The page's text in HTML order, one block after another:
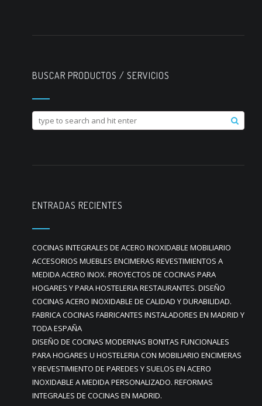
BUSCAR PRODUCTOS / SERVICIOS
ENTRADAS RECIENTES
COCINAS INTEGRALES DE ACERO INOXIDABLE MOBILIARIO
ACCESORIOS MUEBLES ENCIMERAS REVESTIMIENTOS A
MEDIDA ACERO INOX. PROYECTOS DE COCINAS PARA
HOGARES Y PARA HOSTELERIA RESTAURANTES. DISEÑO
COCINAS ACERO INOXIDABLE DE CALIDAD Y DURABILIDAD.
FABRICA COCINAS FABRICANTES INSTALADORES EN MADRID Y
TODA ESPAÑA
DISEÑO DE COCINAS MODERNAS BONITAS FUNCIONALES
PARA HOGARES U HOSTELERIA CON MOBILIARIO ENCIMERAS
Y REVESTIMIENTO DE PAREDES Y SUELOS EN ACERO
INOXIDABLE A MEDIDA PERSONALIZADO. REFORMAS
INTEGRALES DE COCINAS EN MADRID.